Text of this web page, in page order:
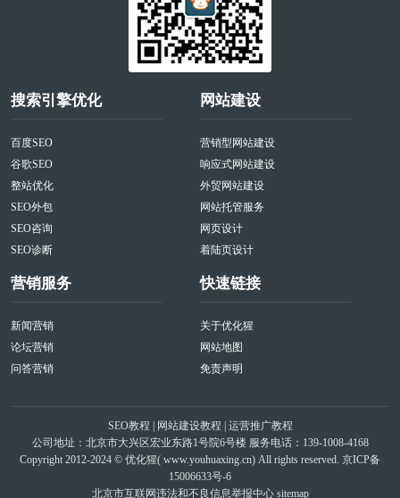
搜索引擎优化
百度SEO
谷歌SEO
整站优化
SEO外包
SEO咨询
SEO诊断
网站建设
营销型网站建设
响应式网站建设
外贸网站建设
网站托管服务
网页设计
着陆页设计
营销服务
新闻营销
论坛营销
问答营销
快速链接
关于优化猩
网站地图
免责声明
SEO教程 网站建设教程
运营推广教程
公司地址：北京市大兴区宏业东路1号院6号楼 服务电话：139-1008-4168
Copyright 2012-2024 © 优化猩( www.youhuaxing.cn) All rights reserved. 京ICP备
15006633号-6
北京市互联网违法和不良信息举报中心 sitemap